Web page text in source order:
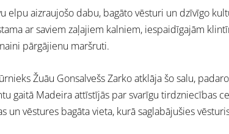
elpu aizraujošo dabu, bagāto vēsturi un dzīvīgo
ar saviem zaļajiem kalniem, iespaidīgajām
pārgājienu maršruti.
Žuāu Gonsalvešs Zarko atklāja šo salu,
gaitā Madeira attīstījās par svarīgu tirdzniecības
vēstures bagāta vieta, kurā saglabājušies